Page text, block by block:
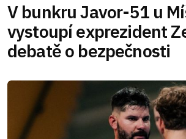
V bunkru Javor-51 u
vystoupí exprezident
debatě o bezpečnosti